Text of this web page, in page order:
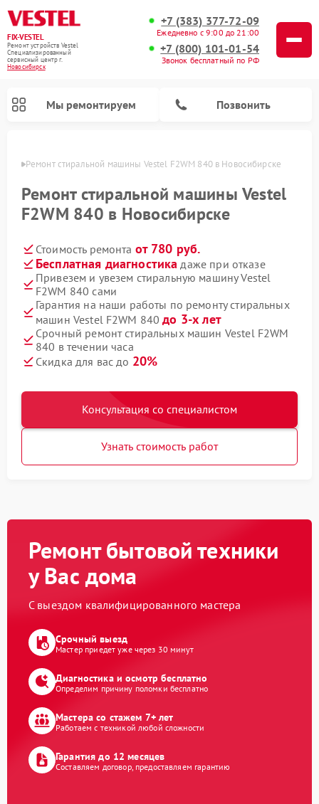
FIX-VESTEL
Ремонт устройств Vestel
Специализированный
cервисный центр г.
Новосибирск
+7 (383) 377-72-09
Ежедневно с 9:00 до 21:00
+7 (800) 101-01-54
Звонок бесплатный по РФ
Мы ремонтируем Позвонить
Ремонт стиральной машины Vestel F2WM 840 в Новосибирске
Ремонт стиральной машины Vestel
F2WM 840 в Новосибирске
Стоимость ремонта от 780 руб.
Бесплатная диагностика даже при отказе
Привезем и увезем стиральную машину Vestel
F2WM 840 сами
Гарантия на наши работы по ремонту стиральных
машин Vestel F2WM 840до 3-х лет
Срочный ремонт стиральных машин Vestel F2WM
840 в течении часа
Скидка для вас до 20%
Консультация со специалистом
Узнать стоимость работ
Ремонт бытовой техники
у Вас дома
С выездом квалифицированного мастера
Срочный выезд
Мастер приедет уже через 30 минут
Диагностика и осмотр бесплатно
Определим причину поломки бесплатно
Мастера со стажем 7+ лет
Работаем с техникой любой сложности
Гарантия до 12 месяцев
Составляем договор, предоставляем гарантию